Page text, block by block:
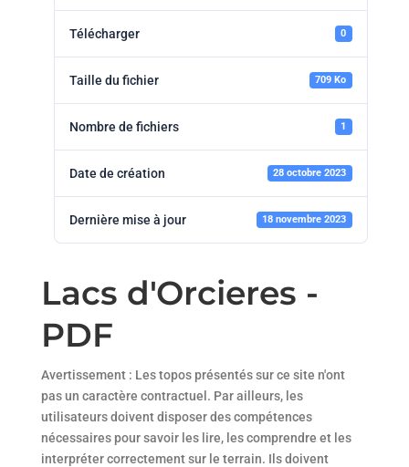
Télécharger 0
Taille du fichier 709 Ko
Nombre de fichiers 1
Date de création 28 octobre 2023
Dernière mise à jour 18 novembre 2023
Lacs d'Orcieres -
PDF
Avertissement : Les topos présentés sur ce site n'ont
pas un caractère contractuel. Par ailleurs, les
utilisateurs doivent disposer des compétences
nécessaires pour savoir les lire, les comprendre et les
interpréter correctement sur le terrain. Ils doivent